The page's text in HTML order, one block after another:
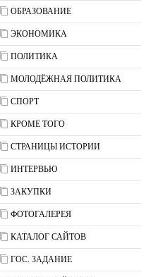
ОБРАЗОВАНИЕ
ЭКОНОМИКА
ПОЛИТИКА
МОЛОДЁЖНАЯ ПОЛИТИКА
СПОРТ
КРОМЕ ТОГО
СТРАНИЦЫ ИСТОРИИ
ИНТЕРВЬЮ
ЗАКУПКИ
ФОТОГАЛЕРЕЯ
КАТАЛОГ САЙТОВ
ГОС. ЗАДАНИЕ